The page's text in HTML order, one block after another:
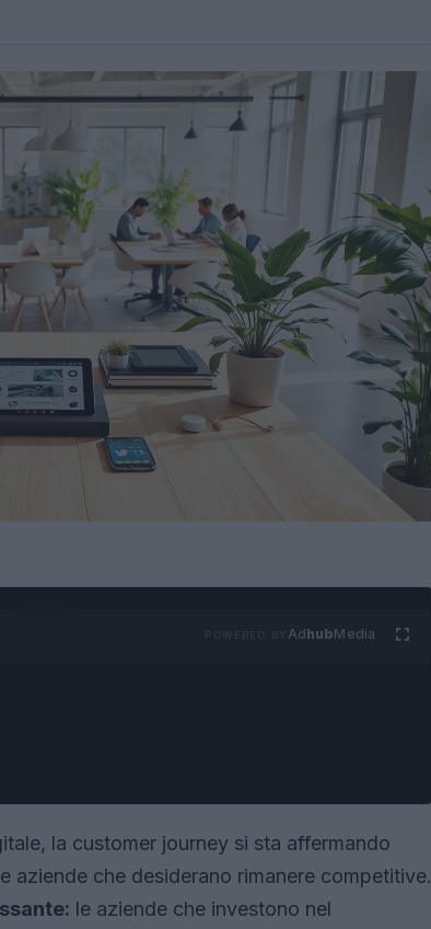
AdhubMedia
la customer journey si sta affermando
aziende che desiderano rimanere competitive.
le aziende che investono nel